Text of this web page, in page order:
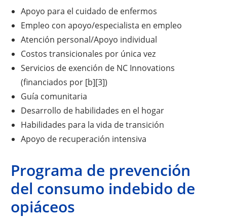
Apoyo para el cuidado de enfermos
Empleo con apoyo/especialista en empleo
Atención personal/Apoyo individual
Costos transicionales por única vez
Servicios de exención de NC Innovations
(financiados por [b][3])
Guía comunitaria
Desarrollo de habilidades en el hogar
Habilidades para la vida de transición
Apoyo de recuperación intensiva
Programa de prevención
del consumo indebido de
opiáceos